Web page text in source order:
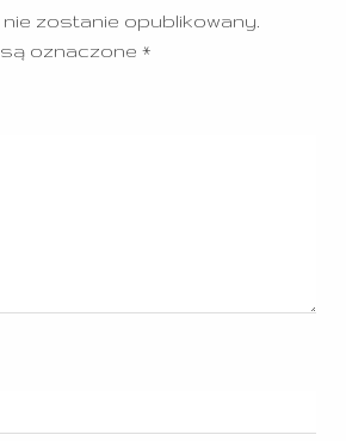
nie zostanie opublikowany.
oznaczone *